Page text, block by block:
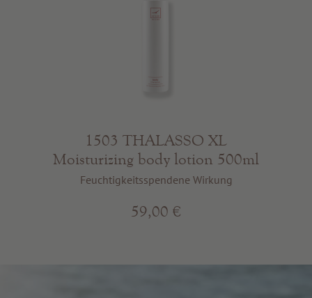
1503 THALASSO XL
Moisturizing body lotion 500ml
Feuchtigkeitsspendene Wirkung
59,00 €